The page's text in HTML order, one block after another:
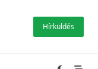
Hírküldés